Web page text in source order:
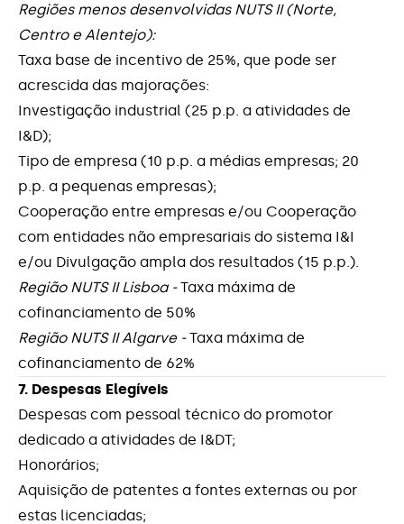
SIFIDE
Sistema de Incentivos - I&DT Projetos
Individuais
Sistema de Incentivos de apoio à Eficiência
Energética nas Empresas
Sistema de Incentivos “I&D COVID-19”
Regiões menos desenvolvidas NUTS II (Norte,
Centro e Alentejo):
Taxa base de incentivo de 25%, que pode ser
acrescida das majorações:
Investigação industrial (25 p.p. a atividades de
I&D);
Tipo de empresa (10 p.p. a médias empresas; 20
p.p. a pequenas empresas);
Cooperação entre empresas e/ou Cooperação
com entidades não empresariais do sistema I&I
e/ou Divulgação ampla dos resultados (15 p.p.).
Região NUTS II Lisboa -Taxa máxima de
cofinanciamento de 50%
Região NUTS II Algarve -Taxa máxima de
cofinanciamento de 62%
7. Despesas Elegíveis
Despesas com pessoal técnico do promotor
dedicado a atividades de I&DT;
Honorários;
Aquisição de patentes a fontes externas ou por
estas licenciadas;